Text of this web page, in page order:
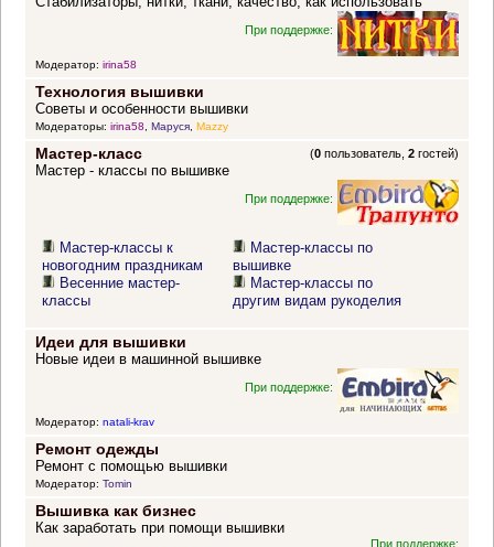
При поддержке:
Модератор: irina58
Технология вышивки
Советы и особенности вышивки
Модераторы: irina58, Маруся, Mazzy
Мастер-класс (0 пользователь,2 гостей)
Мастер - классы по вышивке
При поддержке:
Мастер-классы к
новогодним праздникам
Весенние мастер-
классы
Мастер-классы по
вышивке
Мастер-классы по
другим видам рукоделия
Идеи для вышивки
Новые идеи в машинной вышивке
При поддержке:
Модератор: natali-krav
Ремонт одежды
Ремонт с помощью вышивки
Модератор: Tomin
Вышивка как бизнес
Как заработать при помощи вышивки
При поддержке: